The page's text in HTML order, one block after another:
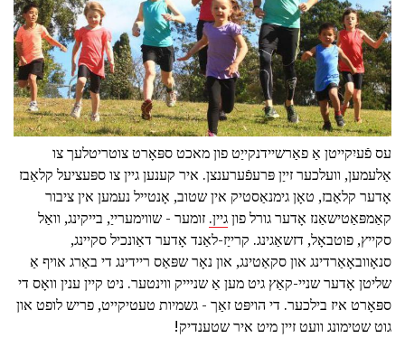
עס פֿעיִקייטן אַ פאַרשיידנקייַט פון מאכט ספּאָרט צוטריטלעך צו
אַלעמען, וועלכער זייַן פּרעפֿערענצן. איר קענען גיין צו ספּעציעל קלאַבז
אָדער קלאַבז, טאָן גימנאַסטיק אין שטוב, אָנטייל נעמען אין ציבור
קאַמפּאַטישאַנז אָדער גורל פוןגיין. זומער - שווימערייַ, בייקינג, וואַל
סקייץ, פוטבאָל, דזשאַגינג. קרייַז-לאַנד אָדער דאַונכיל סקיינג,
סנאָוובאָאַרדינג און סקאַטינג, און נאָר שפּאַס ריידינג די באַרג אויף אַ
שליטן אָדער שניי-קאַץ גיט מען אַ שניייק ווינטער. ניט קיין ענין וואָס די
ספּאָרט איז בילכער. די הויפּט זאַך - גשמיות טעטיקייט, פריש לופט און
גוט שטימונג וועט זיין מיט איר שטענדיק!